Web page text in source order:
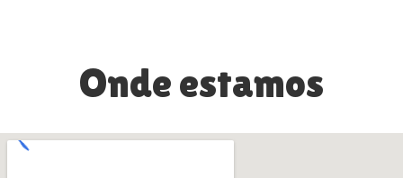
Onde estamos